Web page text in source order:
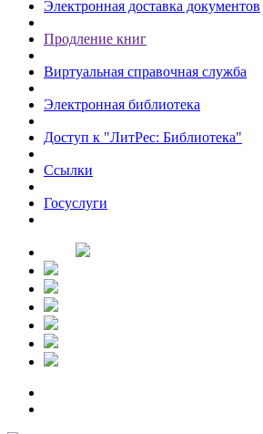
Электронная доставка документов
Продление книг
Виртуальная справочная служба
Электронная библиотека
Доступ к "ЛитРес: Библиотека"
Ссылки
Госуслуги